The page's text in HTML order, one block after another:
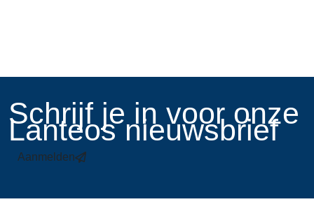
​Schrijf je in voor onze
Lanteos nieuwsbrief
Aanmelden